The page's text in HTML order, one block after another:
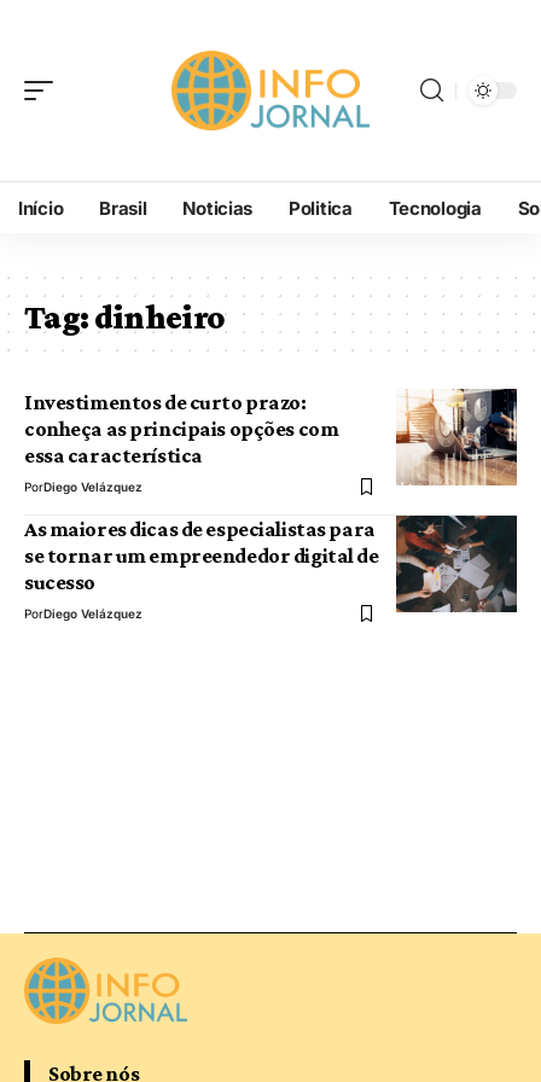
Início Brasil Noticias Politica Tecnologia
Tag:dinheiro
Investimentos de curto prazo:
conheça as principais opções com
essa característica
PorDiego Velázquez
As maiores dicas de especialistas para
se tornar um empreendedor digital de
sucesso
PorDiego Velázquez
Sobre nós